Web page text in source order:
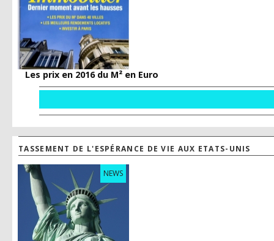
Les prix en 2016 du M² en Euro
TASSEMENT DE L'ESPÉRANCE DE VIE AUX ETATS-UNIS
NEWS